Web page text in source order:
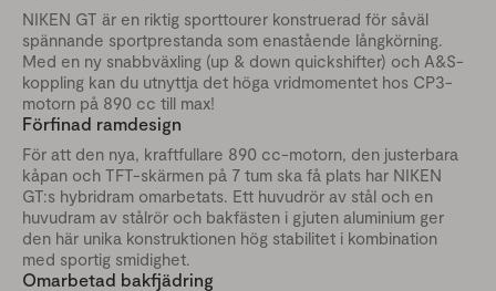
NIKEN GT är en riktig sporttourer konstruerad för såväl
spännande sportprestanda som enastående långkörning.
Med en ny snabbväxling (up & down quickshifter) och A&S-
koppling kan du utnyttja det höga vridmomentet hos CP3-
motorn på 890 cc till max!
Förfinad ramdesign
För att den nya, kraftfullare 890 cc-motorn, den justerbara
kåpan och TFT-skärmen på 7 tum ska få plats har NIKEN
GT:s hybridram omarbetats. Ett huvudrör av stål och en
huvudram av stålrör och bakfästen i gjuten aluminium ger
den här unika konstruktionen hög stabilitet i kombination
med sportig smidighet.
Omarbetad bakfjädring